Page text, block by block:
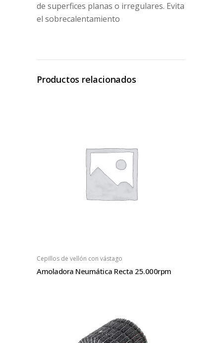
de superfices planas o irregulares. Evita
el sobrecalentamiento
Productos relacionados
Cepillos de vellón con vástago
Amoladora Neumática Recta 25.000rpm